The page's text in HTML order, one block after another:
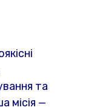
та
місія —